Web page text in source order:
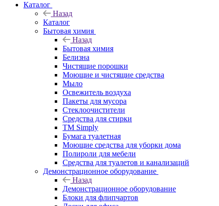
Каталог
Назад
Каталог
Бытовая химия
Назад
Бытовая химия
Белизна
Чистящие порошки
Моющие и чистящие средства
Мыло
Освежитель воздуха
Пакеты для мусора
Стеклоочистители
Средства для стирки
TM Simply
Бумага туалетная
Моющие средства для уборки дома
Полироли для мебели
Средства для туалетов и канализаций
Демонстрационное оборудование
Назад
Демонстрационное оборудование
Блоки для флипчартов